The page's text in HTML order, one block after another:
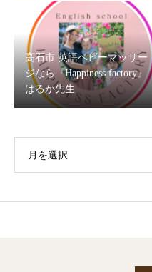
高石市 英語ベビーマッサー
ジなら『Happiness factory』
はるか先生
月を選択